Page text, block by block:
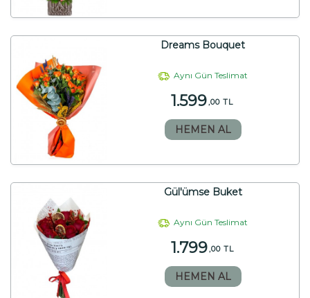
Dreams Bouquet
Aynı Gün Teslimat
1.599,00 TL
HEMEN AL
Gül'ümse Buket
Aynı Gün Teslimat
1.799,00 TL
HEMEN AL